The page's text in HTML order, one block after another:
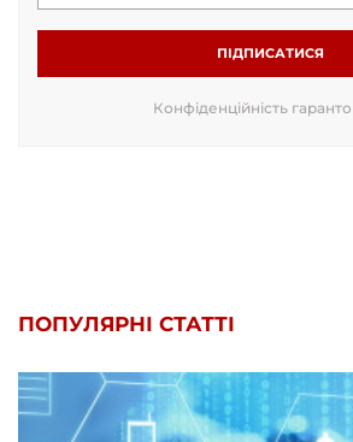
ПІДПИСАТИСЯ
Конфіденційність
ПОПУЛЯРНІ СТАТТІ